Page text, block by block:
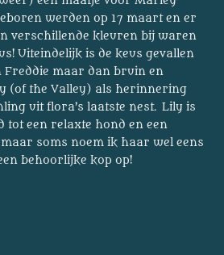
werden op 17 maart en er
verschillende kleuren bij waren
Uiteindelijk is de keus gevallen
Freddie maar dan bruin en
(of the Valley) als herinnering
uit flora’s laatste nest. Lily is
tot een relaxte hond en een
soms noem ik haar wel eens
behoorlijke kop op!